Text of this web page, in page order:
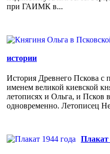
при ГАИМК в...
истории
История Древнего Пскова с
именем великой киевской
летописях и Ольга, и Псков
одновременно. Летописец
Плакат